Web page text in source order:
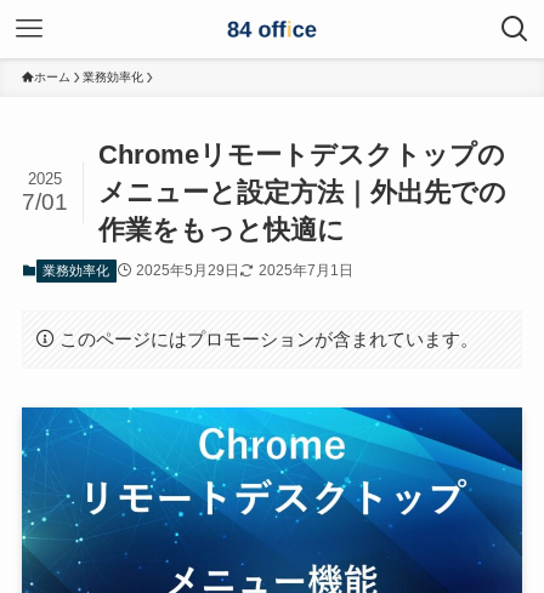
ホーム 業務効率化
Chromeリモートデスクトップの
メニューと設定方法｜外出先での
作業をもっと快適に
2025
7/01
業務効率化 2025年5月29日 2025年7月1日
このページにはプロモーションが含まれています。